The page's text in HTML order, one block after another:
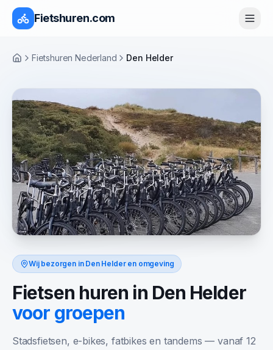
Fietshuren.com
HomeFietshuren Nederland Den Helder
Wij bezorgen in Den Helderen omgeving
Fietsen huren in Den Helder
voor groepen
Stadsfietsen, e-bikes, fatbikes en tandems — vanaf 12